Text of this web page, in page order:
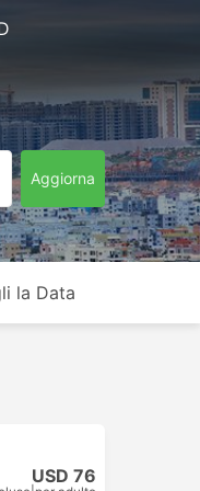
Aggiorna
la Data
USD 76